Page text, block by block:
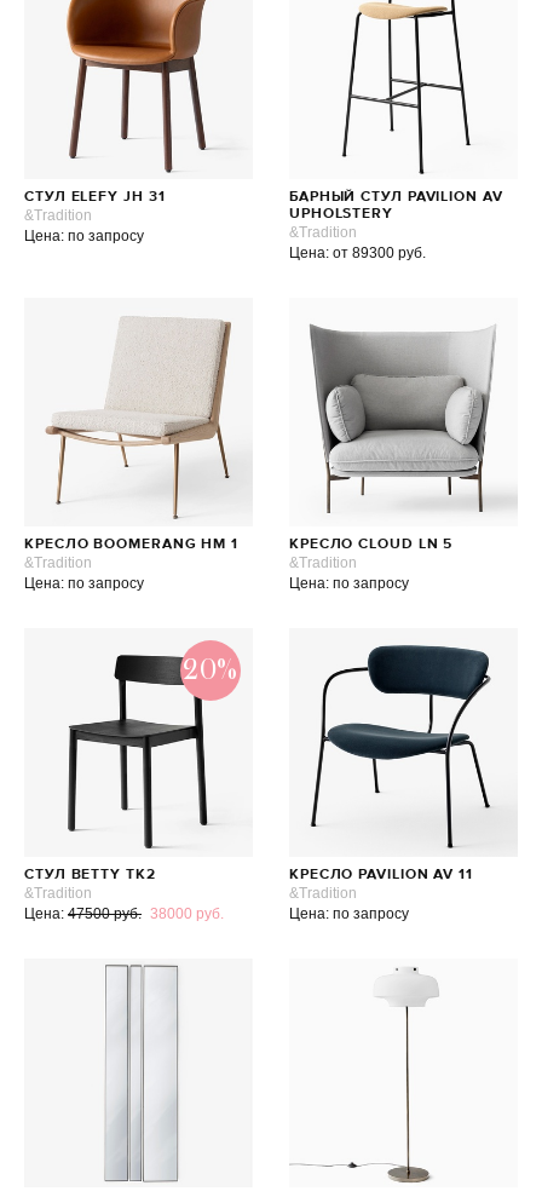
СТУЛ ELEFY JH 31
&Tradition
Цена: по запросу
БАРНЫЙ СТУЛ PAVILION AV
UPHOLSTERY
&Tradition
Цена: от 89300 руб.
КРЕСЛО BOOMERANG HM 1
&Tradition
Цена: по запросу
КРЕСЛО CLOUD LN 5
&Tradition
Цена: по запросу
20%
СТУЛ BETTY TK2
&Tradition
Цена: 47500 руб. 38000 руб.
КРЕСЛО PAVILION AV 11
&Tradition
Цена: по запросу